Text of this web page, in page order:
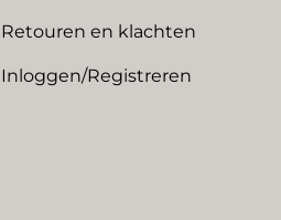
Retouren en klachten
Inloggen/Registreren